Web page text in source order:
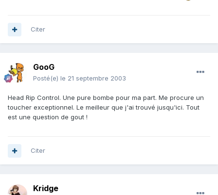
Citer
GooG
Posté(e) le 21 septembre 2003
Head Rip Control. Une pure bombe pour ma part. Me procure un
toucher exceptionnel. Le meilleur que j'ai trouvé jusqu'ici. Tout
est une question de gout !
Citer
Kridge